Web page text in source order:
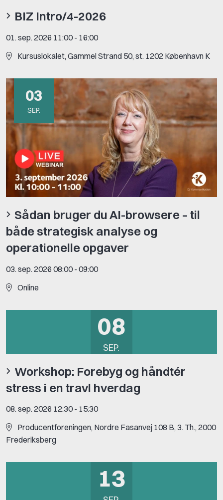
BIZ Intro/4-2026
01. sep. 2026 11:00 - 16:00
Kursuslokalet, Gammel Strand 50, st. 1202 København K
03
SEP.
Sådan bruger du AI-browsere – til
både strategisk analyse og
operationelle opgaver
03. sep. 2026 08:00 - 09:00
Online
08
SEP.
Workshop: Forebyg og håndtér
stress i en travl hverdag
08. sep. 2026 12:30 - 15:30
Producentforeningen, Nordre Fasanvej 108 B, 3. Th., 2000
Frederiksberg
13